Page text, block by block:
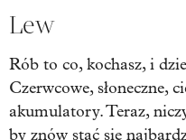
Lew
Rób to co, kochasz, i
Czerwcowe, słoneczne,
akumulatory. Teraz,
by znów stać się